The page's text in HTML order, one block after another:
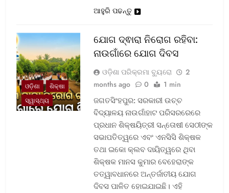
ଆହୁରି ପଢନ୍ତୁ
ଓଡ଼ିଶା
ଶିକ୍ଷା
ସ୍ୱାସ୍ଥ୍ୟ
ଯୋଗ ଦ୍ଵାରା ନିରୋଗ ରହିବା:
ନାଉଗାଁରେ ଯୋଗ ଦିବସ
ଓଡ଼ିଶା ପରିକ୍ରମା ବ୍ୟୁରୋ
2
months ago
0 1 min
ଜଗତସିଂହପୁର: ସରକାରୀ ଉଚ୍ଚ
ବିଦ୍ୟାଳୟ ନାଉଗାଁହାଟ ପରିସରରେରେ
ପ୍ରଧାନ ଶିକ୍ଷୟିତ୍ରୀ ସନ୍ତୋଷୀ ସେଠୀଙ୍କ
ସଭାପତିତ୍ୱରେ ଏବଂ ଏନସିସି ଶିକ୍ଷକ
ତଥା ଇକୋ କ୍ଲବ ଦାୟିତ୍ୱରେ ଥିବା
ଶିକ୍ଷକ ମାନସ କୁମାର ବେହେରାଙ୍କ
ତତ୍ୱାବଧାନରେ ଅନ୍ତର୍ଜାତୀୟ ଯୋଗ
ଦିବସ ପାଳିତ ହୋଇଯାଇଛି। ଏହି